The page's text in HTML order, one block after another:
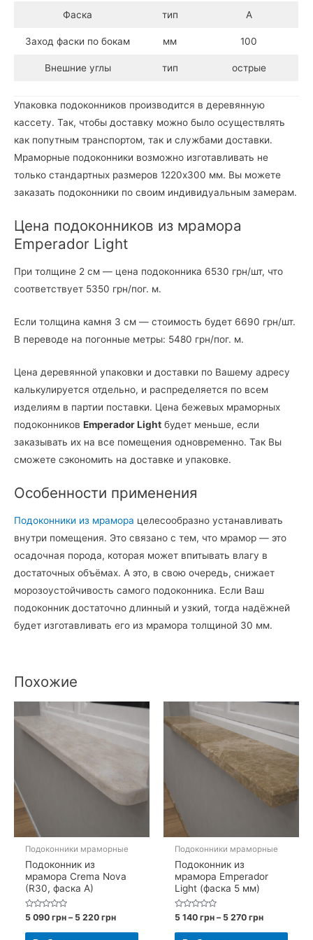
Фаска тип А
Заход фаски по бокам мм 100
Внешние углы тип острые
Упаковка подоконников производится в деревянную
кассету. Так, чтобы доставку можно было осуществлять
как попутным транспортом, так и службами доставки.
Мраморные подоконники возможно изготавливать не
только стандартных размеров 1220х300 мм. Вы можете
заказать подоконники по своим индивидуальным замерам.
Цена подоконников из мрамора
Emperador Light
При толщине 2 см — цена подоконника 6530 грн/шт, что
соответствует 5350 грн/пог. м.
Если толщина камня 3 см — стоимость будет 6690 грн/шт.
В переводе на погонные метры: 5480 грн/пог. м.
Цена деревянной упаковки и доставки по Вашему адресу
калькулируется отдельно, и распределяется по всем
изделиям в партии поставки. Цена бежевых мраморных
подоконников Emperador Light будет меньше, если
заказывать их на все помещения одновременно. Так Вы
сможете сэкономить на доставке и упаковке.
Особенности применения
Подоконники из мрамора целесообразно устанавливать
внутри помещения. Это связано с тем, что мрамор — это
осадочная порода, которая может впитывать влагу в
достаточных объёмах. А это, в свою очередь, снижает
морозоустойчивость самого подоконника. Если Ваш
подоконник достаточно длинный и узкий, тогда надёжней
будет изготавливать его из мрамора толщиной 30 мм.
Похожие
Подоконники мраморные
Подоконник из
мрамора Crema Nova
(R30, фаска A)
Оценка
0
из
5 090грн – 5 220грнДиапазон
Этот
Подоконники мраморные
Подоконник из
мрамора Emperador
Light (фаска 5 мм)
Оценка
0
из
5 140грн – 5 270грнДиапазон
Этот